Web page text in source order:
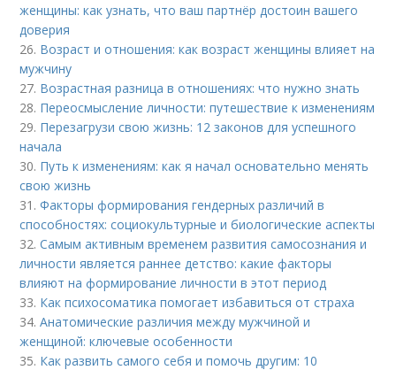
женщины: как узнать, что ваш партнёр достоин вашего
доверия
26. Возраст и отношения: как возраст женщины влияет на
мужчину
27. Возрастная разница в отношениях: что нужно знать
28. Переосмысление личности: путешествие к изменениям
29. Перезагрузи свою жизнь: 12 законов для успешного
начала
30. Путь к изменениям: как я начал основательно менять
свою жизнь
31.Факторы формирования гендерных различий в
способностях: социокультурные и биологические аспекты
32.Самым активным временем развития самосознания и
личности является раннее детство: какие факторы
влияют на формирование личности в этот период
33. Как психосоматика помогает избавиться от страха
34.Анатомические различия между мужчиной и
женщиной: ключевые особенности
35. Как развить самого себя и помочь другим: 10